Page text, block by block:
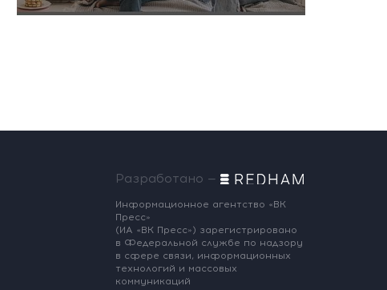
Разработано —
Информационное агентство «ВК
Пресс»
(ИА «ВК Пресс») зарегистрировано
в Федеральной службе по надзору
в сфере связи, информационных
технологий и массовых
коммуникаций